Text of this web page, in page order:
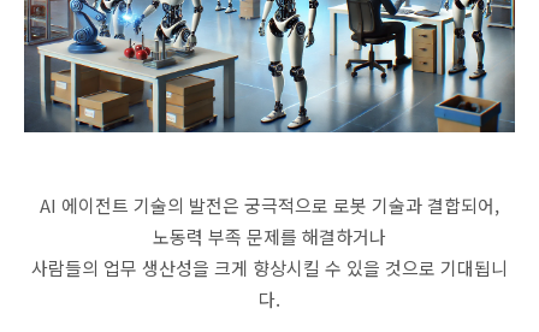
AI 에이전트 기술의 발전은 궁극적으로 로봇 기술과 결합되어,
노동력 부족 문제를 해결하거나
사람들의 업무 생산성을 크게 향상시킬 수 있을 것으로 기대됩니
다.